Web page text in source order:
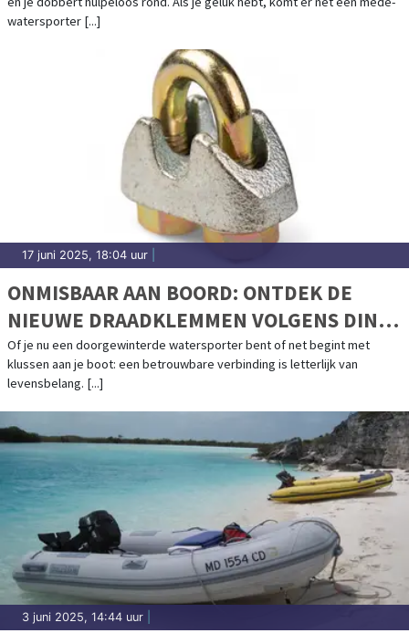
watersporter [...]
17 juni 2025, 18:04 uur
ONMISBAAR AAN BOORD: ONTDEK DE
NIEUWE DRAADKLEMMEN VOLGENS DIN
EN 13411-5
Of je nu een doorgewinterde watersporter bent of net begint met
klussen aan je boot: een betrouwbare verbinding is letterlijk van
levensbelang. [...]
3 juni 2025, 14:44 uur